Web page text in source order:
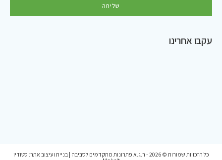
שליחה
עקבו אחרינו
כל הזכויות שמורות © 2026 - ר.ג.א פתרונות מתקדמים לסביבה | בניית ועיצוב אתר:
סטודיו